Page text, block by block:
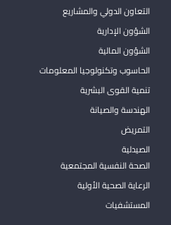
التعاون الدولي والمشاريع
الشؤون الإدارية
الشؤون المالية
الحاسوب وتكنولوجيا المعلومات
تنمية القوى البشرية
الهندسة والصيانة
التمريض
الصيدلية
الصحة النفسية المجتمعية
الرعاية الصحية الأولية
المستشفيات